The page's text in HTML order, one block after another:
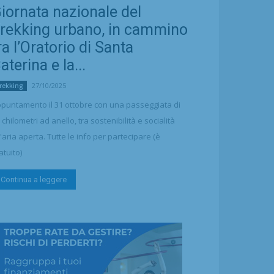
nazionale del
urbano, in cammino
l’Oratorio di Santa
e la...
27/10/2025
il 31 ottobre con una passeggiata di
chilometri ad anello, tra sostenibilità e socialità
aperta. Tutte le info per partecipare (è
Continua a leggere